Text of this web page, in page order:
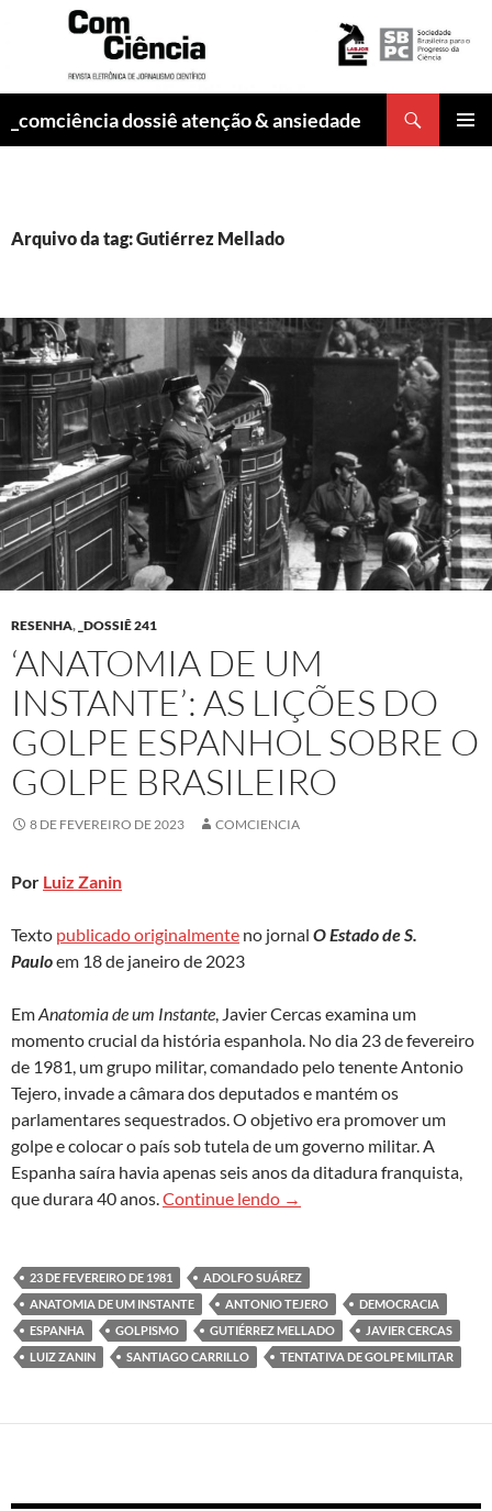
_comciência dossiê atenção & ansiedade
Arquivo da tag: Gutiérrez Mellado
RESENHA, _DOSSIÊ 241
‘ANATOMIA DE UM
INSTANTE’: AS LIÇÕES DO
GOLPE ESPANHOL SOBRE O
GOLPE BRASILEIRO
8 DE FEVEREIRO DE 2023 COMCIENCIA
Por Luiz Zanin
Texto publicado originalmente no jornal O Estado de S.
Pauloem 18 de janeiro de 2023
EmAnatomia de um Instante, Javier Cercas examina um
momento crucial da história espanhola. No dia 23 de fevereiro
de 1981, um grupo militar, comandado pelo tenente Antonio
Tejero, invade a câmara dos deputados e mantém os
parlamentares sequestrados. O objetivo era promover um
golpe e colocar o país sob tutela de um governo militar. A
Espanha saíra havia apenas seis anos da ditadura franquista,
que durara 40 anos.Continue lendo ‘Anatomia de um
→
23 DE FEVEREIRO DE 1981
ADOLFO SUÁREZ
ANATOMIA DE UM INSTANTE
ANTONIO TEJERO
DEMOCRACIA
ESPANHA
GOLPISMO GUTIÉRREZ MELLADO
JAVIER CERCAS
LUIZ ZANIN
SANTIAGO CARRILLO TENTATIVA DE GOLPE MILITAR